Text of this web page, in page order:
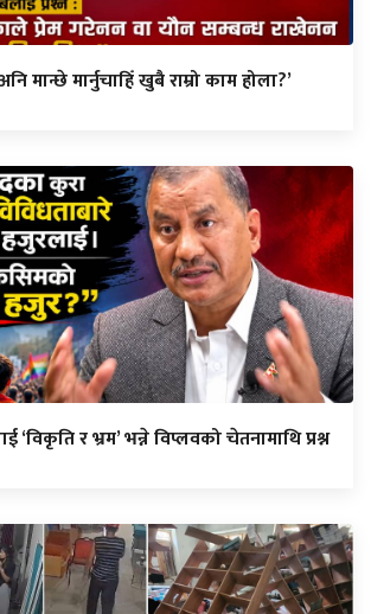
मान्छे मार्नुचाहिँ खुबै राम्रो काम होला?’
‘विकृति र भ्रम’ भन्ने विप्लवको चेतनामाथि प्रश्न